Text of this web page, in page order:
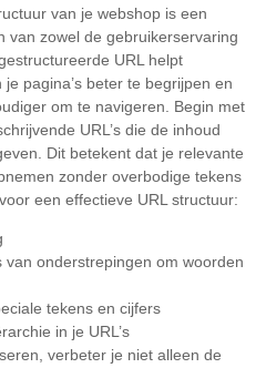
van je webshop is een
van zowel de gebruikerservaring
URL helpt
pagina’s beter te begrijpen en
om te navigeren. Begin met
URL’s die de inhoud
Dit betekent dat je relevante
zonder overbodige tekens
een effectieve URL structuur:
onderstrepingen om woorden
tekens en cijfers
in je URL’s
verbeter je niet alleen de